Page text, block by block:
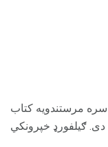
مرستندویه کتاب
دی. ګیلفورډ خپرونکي